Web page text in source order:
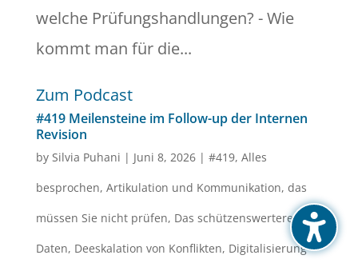
welche Prüfungshandlungen? - Wie
kommt man für die...
Zum Podcast
#419 Meilensteine im Follow-up der Internen
Revision
by Silvia Puhani | Juni 8, 2026| #419, Alles
besprochen, Artikulation und Kommunikation, das
müssen Sie nicht prüfen, Das schützenswertere Gut,
Daten, Deeskalation von Konflikten, Digitalisierung